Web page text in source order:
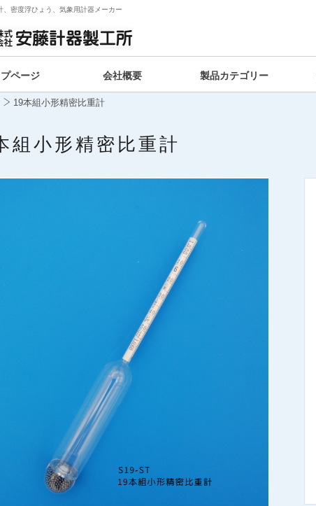
、密度浮ひょう、気象用計器メーカー
プページ 会社概要 製品カテゴリー
19本組小形精密比重計
組小形精密比重計